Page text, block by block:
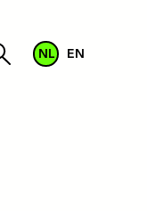
NL EN